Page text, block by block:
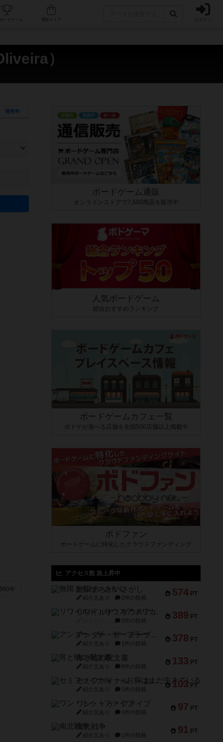
人気ボードゲーム ログイン
）
発売年
す。マニュアルを読む時間や参加者へのルール説明時間は含まれていないため、初めて
よう、中世ファンタジー・クッキング・海賊同士の対決など、ゲームコンセプトを絞
ボードゲームに慣れている方向けの絞込機能です。例えば「ダイスロール」はランダ
年
ボードゲーム通販
オンラインストアで7,500商品を販売中
人気ボードゲーム
総合おすすめランキング
ボードゲームカフェ一覧
ボドゲが遊べる店舗を全国500店舗以上掲載中
ボドファン
ボードゲームに特化したクラウドファンディング
アクセス数 急上昇中
574 PT
無限まちがいさがし
紹介文あり 2件の投稿
389 PT
リワイルド：サウスアメリカ
2件の投稿
378 PT
アンダー・ザ・テーブラー
紹介文あり 1件の投稿
133 PT
宵と暁の呪文書
紹介文あり 8件の投稿
103 PT
セミファイナル ～お前はまだ生きている～
紹介文あり 1件の投稿
97 PT
ワン・トゥ・ファイブ
紹介文あり 1件の投稿
91 PT
南北戦争
紹介文あり 1件の投稿